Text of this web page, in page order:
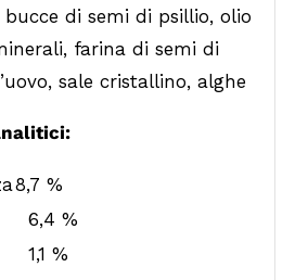
di semi di psillio, olio
farina di semi di
sale cristallino, alghe
8,7 %
6,4 %
1,1 %